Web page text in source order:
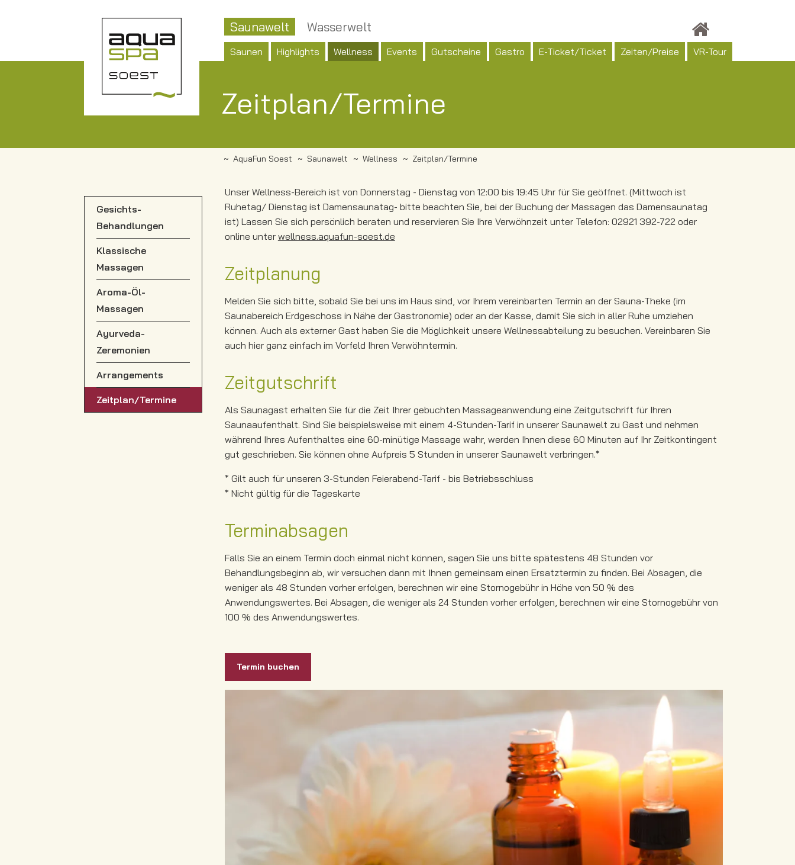
Saunawelt
Saunen Highlights Wellness Events Gutscheine Gastro E-Ticket/Ticket Zeiten/Preise VR-Tour
Wasserwelt
Zeitplan/Termine
AquaFun Soest Saunawelt Wellness Zeitplan/Termine
Unser Wellness-Bereich ist von Donnerstag - Dienstag von 12:00 bis 19:45 Uhr für Sie geöffnet. (Mittwoch ist
Ruhetag/ Dienstag ist Damensaunatag- bitte beachten Sie, bei der Buchung der Massagen das Damensaunatag
ist) Lassen Sie sich persönlich beraten und reservieren Sie Ihre Verwöhnzeit unter Telefon: 02921 392-722 oder
online unter wellness.aquafun-soest.de
Zeitplanung
Melden Sie sich bitte, sobald Sie bei uns im Haus sind, vor Ihrem vereinbarten Termin an der Sauna-Theke (im
Saunabereich Erdgeschoss in Nähe der Gastronomie) oder an der Kasse, damit Sie sich in aller Ruhe umziehen
können. Auch als externer Gast haben Sie die Möglichkeit unsere Wellnessabteilung zu besuchen. Vereinbaren Sie
auch hier ganz einfach im Vorfeld Ihren Verwöhntermin.
Zeitgutschrift
Als Saunagast erhalten Sie für die Zeit Ihrer gebuchten Massageanwendung eine Zeitgutschrift für Ihren
Saunaaufenthalt. Sind Sie beispielsweise mit einem 4-Stunden-Tarif in unserer Saunawelt zu Gast und nehmen
während Ihres Aufenthaltes eine 60-minütige Massage wahr, werden Ihnen diese 60 Minuten auf Ihr Zeitkontingent
gut geschrieben. Sie können ohne Aufpreis 5 Stunden in unserer Saunawelt verbringen.*
* Gilt auch für unseren 3-Stunden Feierabend-Tarif - bis Betriebsschluss
* Nicht gültig für die Tageskarte
Terminabsagen
Falls Sie an einem Termin doch einmal nicht können, sagen Sie uns bitte spätestens 48 Stunden vor
Behandlungsbeginn ab, wir versuchen dann mit Ihnen gemeinsam einen Ersatztermin zu finden. Bei Absagen, die
weniger als 48 Stunden vorher erfolgen, berechnen wir eine Stornogebühr in Höhe von 50 % des
Anwendungswertes. Bei Absagen, die weniger als 24 Stunden vorher erfolgen, berechnen wir eine Stornogebühr von
100 % des Anwendungswertes.
Termin buchen
Gesichts-
Behandlungen
Klassische
Massagen
Aroma-Öl-
Massagen
Ayurveda-
Zeremonien
Arrangements
Zeitplan/Termine